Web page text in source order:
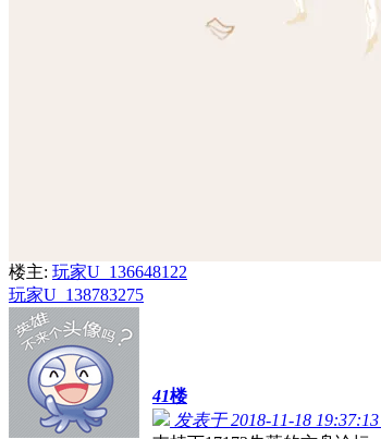
楼主: 玩家U_136648122
玩家U_138783275
41楼
发表于 2018-11-18 19:37:13